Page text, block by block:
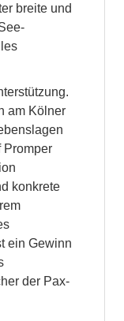
breite und
am Kölner
Promper
konkrete
ein Gewinn
der Pax-